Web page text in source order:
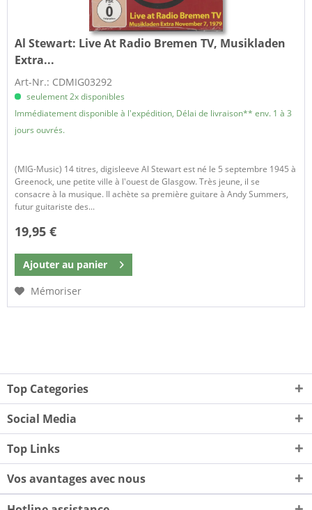
Al Stewart: Live At Radio Bremen TV, Musikladen
Extra...
Art-Nr.: CDMIG03292
seulement 2x disponibles
Immédiatement disponible à l'expédition, Délai de livraison** env. 1 à 3
jours ouvrés.
(MIG-Music) 14 titres, digisleeve Al Stewart est né le 5 septembre 1945 à
Greenock, une petite ville à l'ouest de Glasgow. Très jeune, il se
consacre à la musique. Il achète sa première guitare à Andy Summers,
futur guitariste des...
19,95 €
Ajouter au panier
Mémoriser
Top Categories
Social Media
Top Links
Vos avantages avec nous